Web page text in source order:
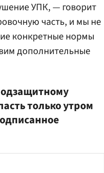
УПК, — говорит
часть, и мы не
конкретные нормы
дополнительные
только утром